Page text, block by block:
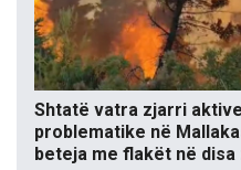
Shtatë vatra zjarri
problematike në
beteja me flakët në disa